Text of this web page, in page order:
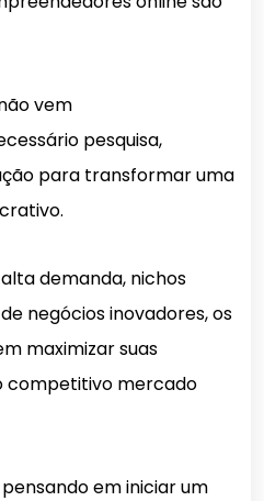
vem
pesquisa,
para transformar uma
demanda, nichos
negócios inovadores, os
maximizar suas
competitivo mercado
em iniciar um